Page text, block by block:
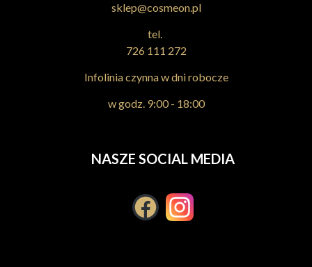
sklep@cosmeon.pl
tel.
726 111 272
Infolinia czynna w dni robocze
w godz. 9:00 - 18:00
NASZE SOCIAL MEDIA